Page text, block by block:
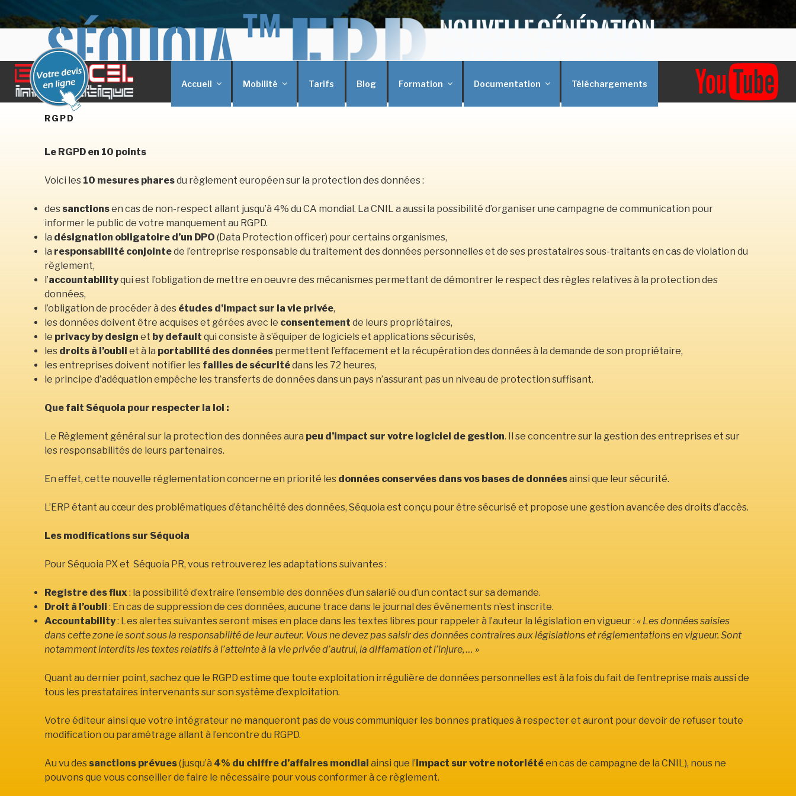
au
BERCEL INFORMATIQUE
SEQUOIA Polymorphic X'périence
Accueil Mobilité Tarifs Blog Formation Documentation Téléchargements
RGPD
Le RGPD en 10 points
Voici les 10 mesures pharesdu règlement européen sur la protection des données :
dessanctionsen cas de non-respect allant jusqu’à 4% du CA mondial. La CNIL a aussi la possibilité d’organiser une campagne de communication pour
informer le public de votre manquement au RGPD.
la désignation obligatoire d’un DPO (Data Protection officer) pour certains organismes,
la responsabilité conjointede l’entreprise responsable du traitement des données personnelles et de ses prestataires sous-traitants en cas de violation du
règlement,
l’accountabilityqui est l’obligation de mettre en oeuvre des mécanismes permettant de démontrer le respect des règles relatives à la protection des
données,
l’obligation de procéder à des études d’impact sur la vie privée,
les données doivent être acquises et gérées avec le consentement de leurs propriétaires,
le privacy by design et by default qui consiste à s’équiper de logiciels et applications sécurisés,
les droits à l’oubli et à la portabilité des données permettent l’effacement et la récupération des données à la demande de son propriétaire,
les entreprises doivent notifier les failles de sécuritédans les 72 heures,
le principe d’adéquation empêche les transferts de données dans un pays n’assurant pas un niveau de protection suffisant.
Que fait Séquoia pour respecter la loi :
Le Règlement général sur la protection des données aura peu d’impact sur votre logiciel de gestion. Il se concentre sur la gestion des entreprises et sur
les responsabilités de leurs partenaires.
En effet, cette nouvelle réglementation concerne en priorité les données conservées dans vos bases de donnéesainsi que leur sécurité.
L’ERP étant au cœur des problématiques d’étanchéité des données, Séquoia est conçu pour être sécurisé et propose une gestion avancée des droits d’accès.
Les modifications sur Séquoia
Pour Séquoia PX et Séquoia PR, vous retrouverez les adaptations suivantes :
Registre des flux : la possibilité d’extraire l’ensemble des données d’un salarié ou d’un contact sur sa demande.
Droit à l’oubli : En cas de suppression de ces données, aucune trace dans le journal des évènements n’est inscrite.
Accountability: Les alertes suivantes seront mises en place dans les textes libres pour rappeler à l’auteur la législation en vigueur : « Les données saisies
dans cette zone le sont sous la responsabilité de leur auteur. Vous ne devez pas saisir des données contraires aux législations et réglementations en vigueur. Sont
notamment interdits les textes relatifs à l’atteinte à la vie privée d’autrui, la diffamation et l’injure, … »
Quant au dernier point, sachez que le RGPD estime que toute exploitation irrégulière de données personnelles est à la fois du fait de l’entreprise mais aussi de
tous les prestataires intervenants sur son système d’exploitation.
Votre éditeur ainsi que votre intégrateur ne manqueront pas de vous communiquer les bonnes pratiques à respecter et auront pour devoir de refuser toute
modification ou paramétrage allant à l’encontre du RGPD.
Au vu des sanctions prévues(jusqu’à 4% du chiffre d’affaires mondial ainsi que l’impact sur votre notoriétéen cas de campagne de la CNIL), nous ne
pouvons que vous conseiller de faire le nécessaire pour vous conformer à ce règlement.